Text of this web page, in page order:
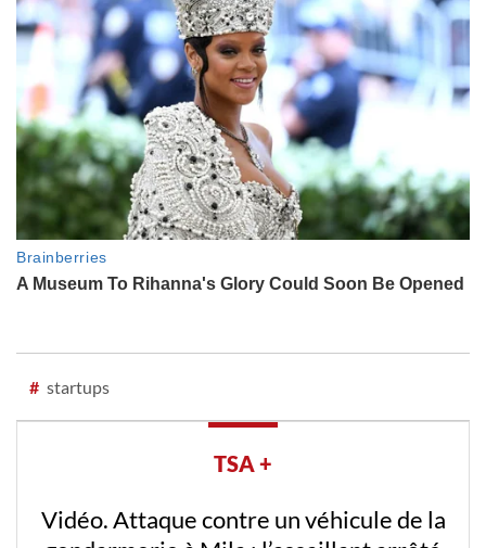
# startups
TSA +
Vidéo. Attaque contre un véhicule de la